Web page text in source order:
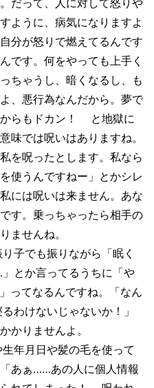
ように、病気になりますよ
分が怒りで燃えてるんです
です。何をやっても上手く
ちゃうし、暗くなるし、も
、悪行為なんだから。夢で
からもドカン！ と地獄に
味では呪いはありますね。
を呪ったとします。私なら
使うんですねー」とかシレ
には呪いは来ません。あな
す。乗っちゃったら相手の
ませんね。
子でも振りながら「眠く
とか言ってるうちに「や
ってなるんですね。「なん
わけないじゃないか！」
かりませんよ。
年月日や髪の毛を使って
あぁ……あの人に個人情報